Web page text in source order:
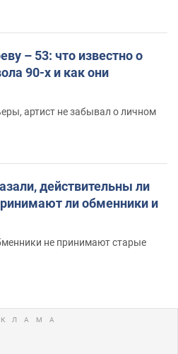
– 53: что известно о
90-х и как они
артист не забывал о личном
действительны ли
ли обменники и
не принимают старые